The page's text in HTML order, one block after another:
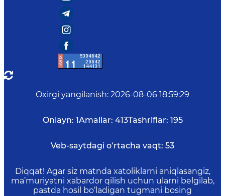
Oxirgi yangilanish: 2026-08-06 18:59:29
Onlayn: 1Amallar: 413Tashriflar: 195
Veb-saytdagi o‘rtacha vaqt: 53
Diqqat! Agar siz matnda xatoliklarni aniqlasangiz,
ma’muriyatni xabardor qilish uchun ularni belgilab,
pastda hosil bo‘ladigan tugmani bosing